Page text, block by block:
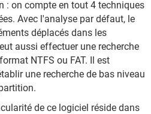
: on compte en tout 4 techniques
Avec l'analyse par défaut, le
déplacés dans les
aussi effectuer une recherche
NTFS ou FAT. Il est
une recherche de bas niveau
de ce logiciel réside dans